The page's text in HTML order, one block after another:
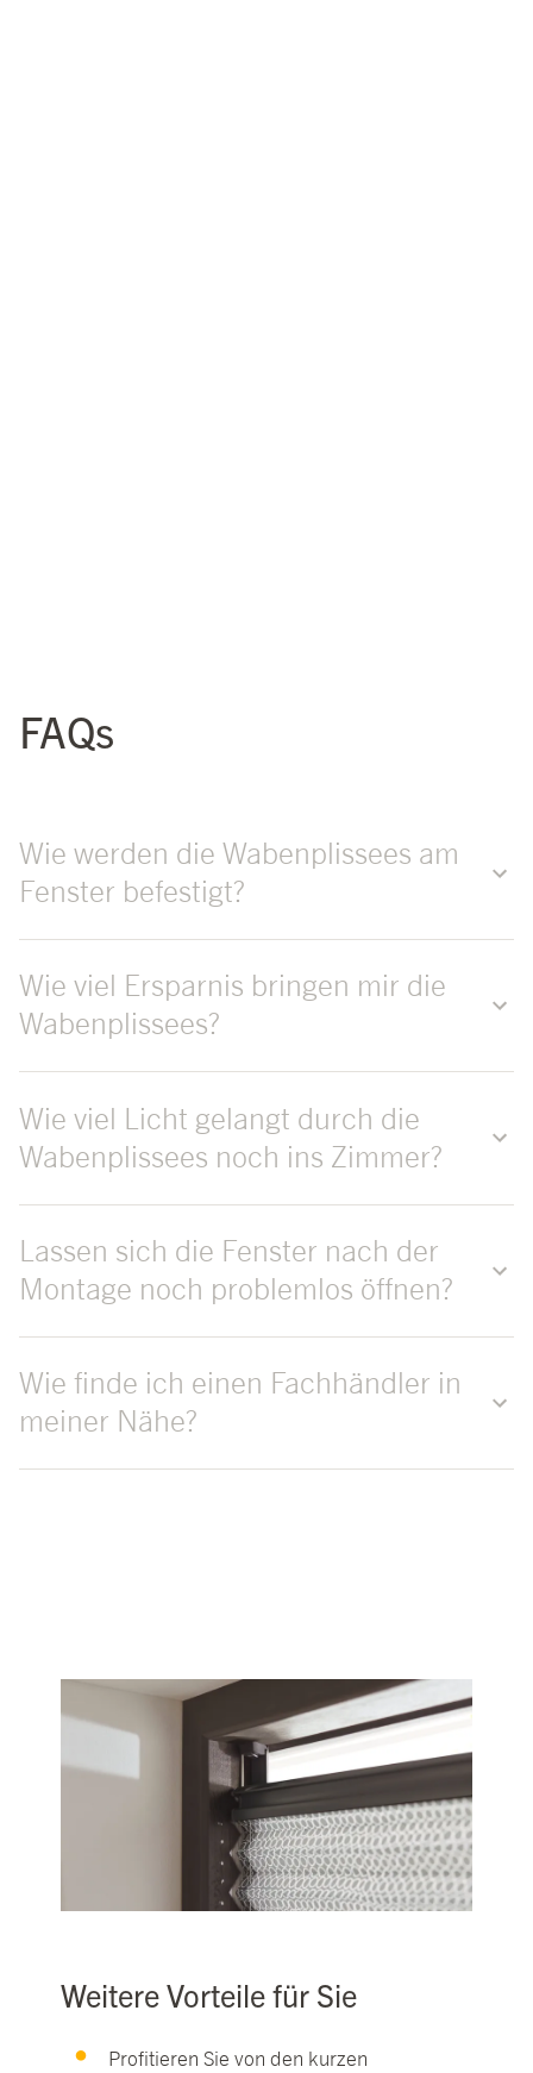
FAQs
Wie werden die Wabenplissees am
Fenster befestigt?
Wie viel Ersparnis bringen mir die
Wabenplissees?
Wie viel Licht gelangt durch die
Wabenplissees noch ins Zimmer?
Lassen sich die Fenster nach der
Montage noch problemlos öffnen?
Wie finde ich einen Fachhändler in
meiner Nähe?
Weitere Vorteile für Sie
Profitieren Sie von den kurzen